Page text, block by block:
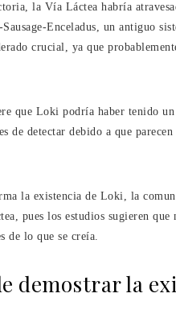
la Vía Láctea habría
Enceladus, un antiguo
crucial, ya que
que Loki podría haber tenido
de detectar debido a que
la existencia de Loki, la
pues los estudios sugieren
de lo que se creía.
demostrar la